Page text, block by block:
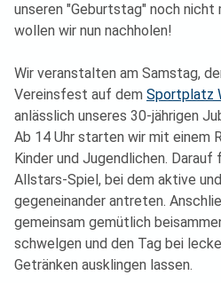
unseren "Geburtstag" noch nicht
wollen wir nun nachholen!
Wir veranstalten am Samstag,
Vereinsfest auf dem Sportplatz
anlässlich unseres 30-jährigen
Ab 14 Uhr starten wir mit einem
Kinder und Jugendlichen. Darauf
Allstars-Spiel, bei dem aktive
gegeneinander antreten.
gemeinsam gemütlich
schwelgen und den Tag bei
Getränken ausklingen lassen.